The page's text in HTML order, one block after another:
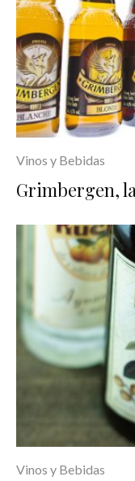
Vinos y Bebidas
Grimbergen,
Vinos y Bebidas